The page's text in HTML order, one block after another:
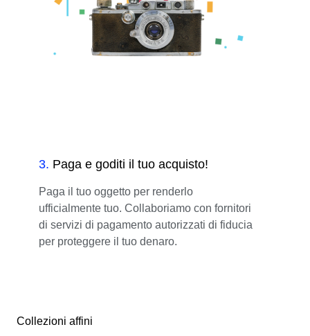
3. Paga e goditi il tuo acquisto!
Paga il tuo oggetto per renderlo
ufficialmente tuo. Collaboriamo con fornitori
di servizi di pagamento autorizzati di fiducia
per proteggere il tuo denaro.
Collezioni affini